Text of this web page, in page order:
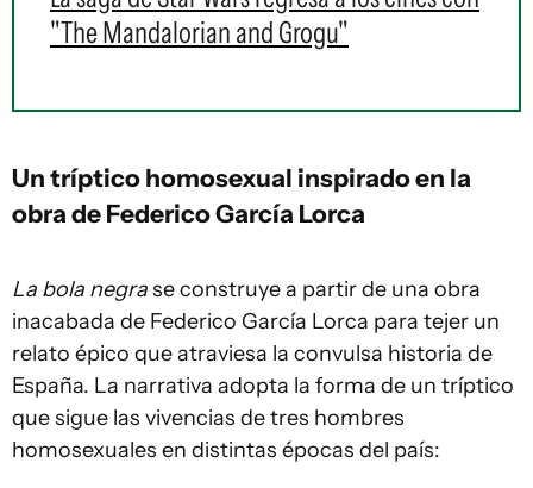
"The Mandalorian and Grogu"
Un tríptico homosexual inspirado en la
obra de Federico García Lorca
La bola negrase construye a partir de una obra
inacabada de Federico García Lorca para tejer un
relato épico que atraviesa la convulsa historia de
España. La narrativa adopta la forma de un tríptico
que sigue las vivencias de tres hombres
homosexuales en distintas épocas del país: